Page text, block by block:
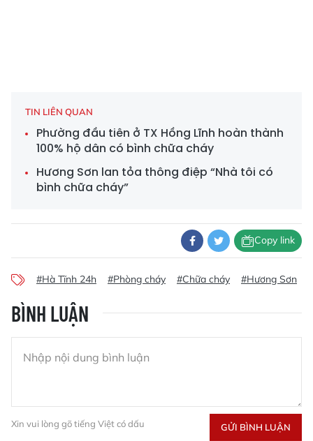
TIN LIÊN QUAN
Phường đầu tiên ở TX Hồng Lĩnh hoàn thành
100% hộ dân có bình chữa cháy
Hương Sơn lan tỏa thông điệp “Nhà tôi có
bình chữa cháy”
Copy link
#Hà Tĩnh 24h #Phòng cháy #Chữa cháy #Hương Sơn
BÌNH LUẬN
Xin vui lòng gõ tiếng Việt có dấu GỬI BÌNH LUẬN